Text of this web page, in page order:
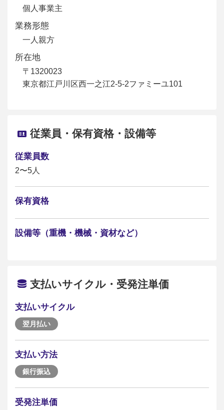
個人事業主
業務形態
一人親方
所在地
〒1320023
東京都江戸川区西一之江2-5-2ファミーユ101
従業員・保有資格・設備等
従業員数
2〜5人
保有資格
設備等（重機・機械・資材など）
支払いサイクル・受発注単価
支払いサイクル
翌月払い
支払い方法
銀行振込
受発注単価